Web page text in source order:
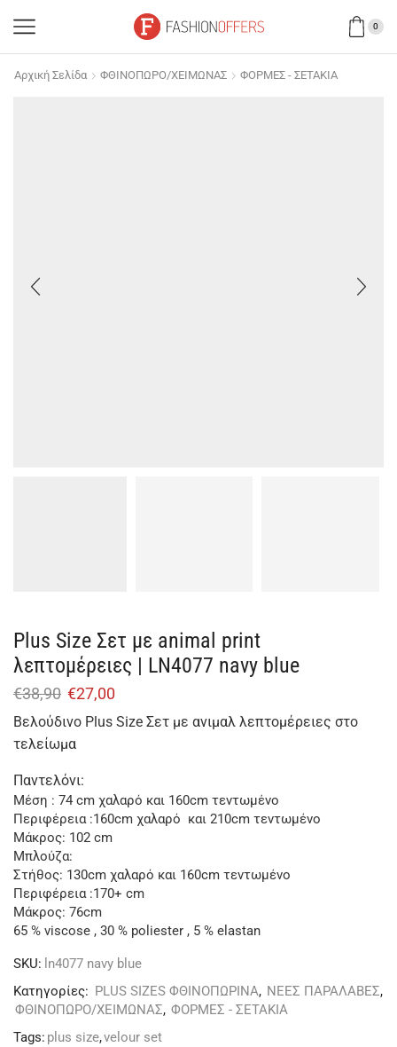
0
Αρχική Σελίδα ΦΘΙΝΟΠΩΡΟ/ΧΕΙΜΩΝΑΣ ΦΟΡΜΕΣ - ΣΕΤΑΚΙΑ
Plus Size Σετ με animal print
λεπτομέρειες | LN4077 navy blue
€38,90 €27,00
Βελούδινο Plus Size Σετ με ανιμαλ λεπτομέρειες στο
τελείωμα
Παντελόνι:
Μέση : 74 cm χαλαρό και 160cm τεντωμένο
Περιφέρεια :160cm χαλαρό και 210cm τεντωμένο
Μάκρος: 102 cm
Μπλούζα:
Στήθος: 130cm χαλαρό και 160cm τεντωμένο
Περιφέρεια :170+ cm
Μάκρος: 76cm
65 % viscose , 30 % poliester , 5 % elastan
SKU: ln4077 navy blue
Κατηγορίες: PLUS SIZES ΦΘΙΝΟΠΩΡΙΝΑ, ΝΕΕΣ ΠΑΡΑΛΑΒΕΣ,
ΦΘΙΝΟΠΩΡΟ/ΧΕΙΜΩΝΑΣ, ΦΟΡΜΕΣ - ΣΕΤΑΚΙΑ
Tags: plus size,velour set